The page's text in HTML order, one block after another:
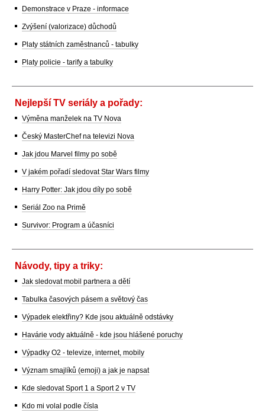
Demonstrace v Praze - informace
Zvýšení (valorizace) důchodů
Platy státních zaměstnanců - tabulky
Platy policie - tarify a tabulky
Nejlepší TV seriály a pořady:
Výměna manželek na TV Nova
Český MasterChef na televizi Nova
Jak jdou Marvel filmy po sobě
V jakém pořadí sledovat Star Wars filmy
Harry Potter: Jak jdou díly po sobě
Seriál Zoo na Primě
Survivor: Program a účasníci
Návody, tipy a triky:
Jak sledovat mobil partnera a dětí
Tabulka časových pásem a světový čas
Výpadek elektřiny? Kde jsou aktuálně odstávky
Havárie vody aktuálně - kde jsou hlášené poruchy
Výpadky O2 - televize, internet, mobily
Význam smajlíků (emoji) a jak je napsat
Kde sledovat Sport 1 a Sport 2 v TV
Kdo mi volal podle čísla